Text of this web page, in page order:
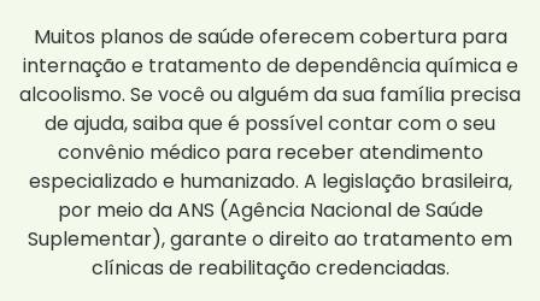
Muitos planos de saúde oferecem cobertura para
internação e tratamento de dependência química e
alcoolismo. Se você ou alguém da sua família precisa
de ajuda, saiba que é possível contar com o seu
convênio médico para receber atendimento
especializado e humanizado. A legislação brasileira,
por meio da ANS (Agência Nacional de Saúde
Suplementar), garante o direito ao tratamento em
clínicas de reabilitação credenciadas.